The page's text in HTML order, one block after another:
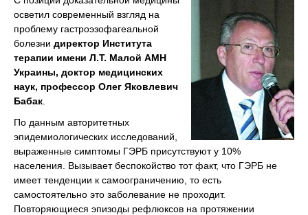
осветил современный взгляд на
проблему гастроэзофагеальной
болезни директор Института
терапии имени Л.Т. Малой АМН
Украины, доктор медицинских
наук, профессор Олег Яковлевич
Бабак
По данным авторитетных
эпидемиологических исследований,
выраженные симптомы ГЭРБ присутствуют у 10%
населения. Вызывает беспокойство тот факт, что ГЭРБ не
имеет тенденции к самоограничению, то есть
самостоятельно это заболевание не проходит.
Повторяющиеся эпизоды рефлюксов на протяжении